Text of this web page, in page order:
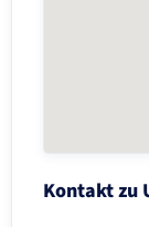
Kontakt zu